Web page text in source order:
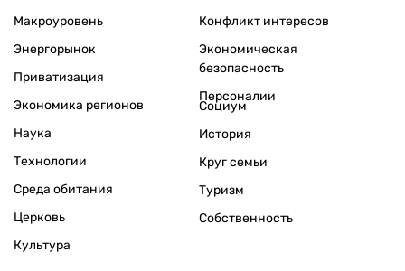
Макроуровень
Энергорынок
Приватизация
Экономика регионов
Конфликт интересов
Экономическая
безопасность
Персоналии
Наука
Технологии
Среда обитания
Церковь
Культура
Социум
История
Круг семьи
Туризм
Собственность